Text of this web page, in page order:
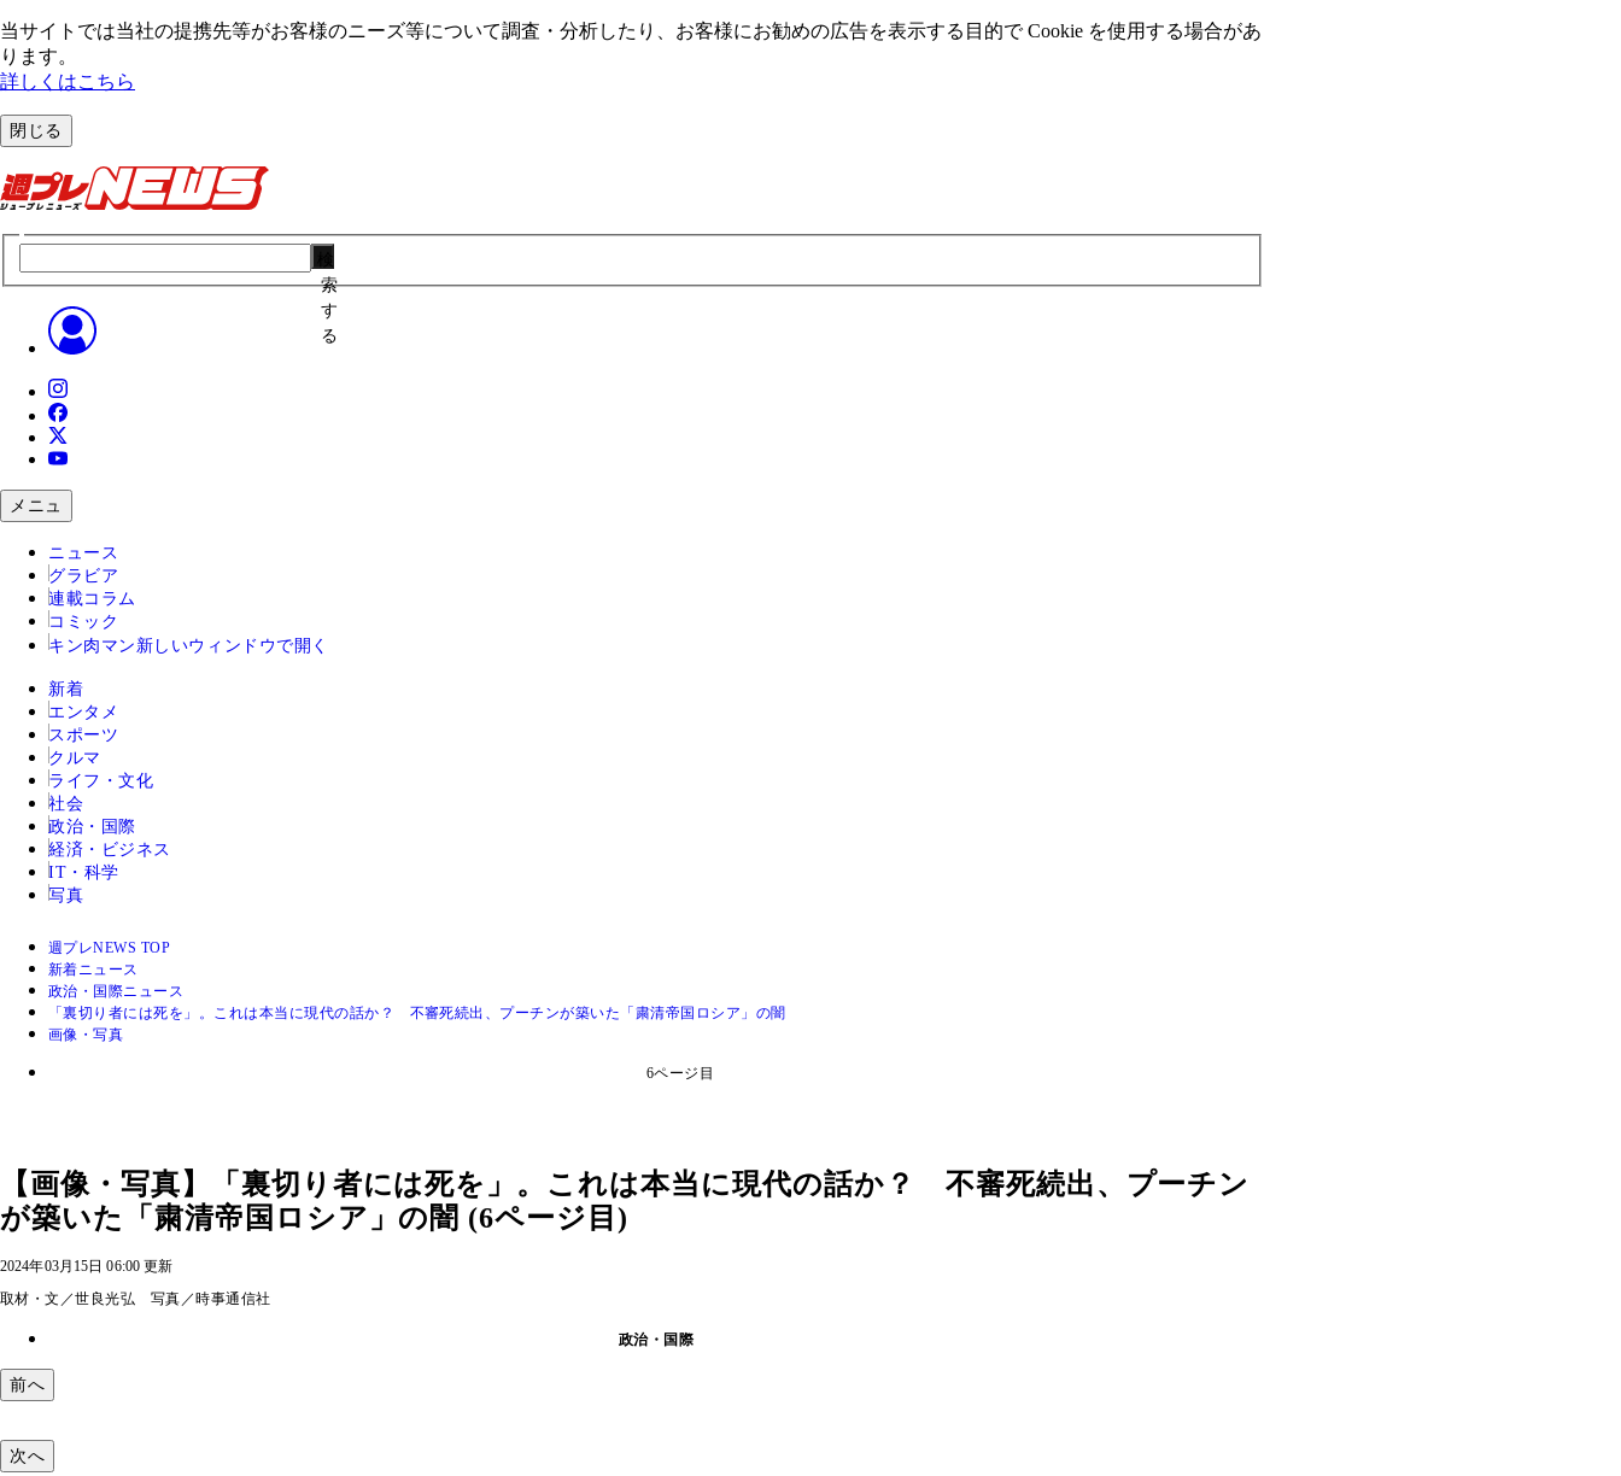
当サイトでは当社の提携先等がお客様のニーズ等について調査・分析したり、お客様にお勧めの広告を表⽰する⽬的で Cookie を使⽤する場合があ
ります。
詳しくはこちら
閉じる
索
す
る
メニュ
ニュース
グラビア
連載コラム
コミック
キン肉マン 新しいウィンドウで開く
新着
エンタメ
スポーツ
クルマ
ライフ・文化
社会
政治・国際
経済・ビジネス
IT・科学
写真
週プレNEWS TOP
新着ニュース
政治・国際ニュース
「裏切り者には死を」。これは本当に現代の話か？ 不審死続出、プーチンが築いた「粛清帝国ロシア」の闇
画像・写真
6ページ目
【画像・写真】「裏切り者には死を」。これは本当に現代の話か？ 不審死続出、プーチン
が築いた「粛清帝国ロシア」の闇 (6ページ目)
2024年03月15日 06:00 更新
取材・文／世良光弘 写真／時事通信社
政治・国際
前へ
次へ